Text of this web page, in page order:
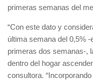
primeras semanas del
“Con este dato y
última semana del 0,5%
primeras dos semanas-,
dentro del hogar
consultora.